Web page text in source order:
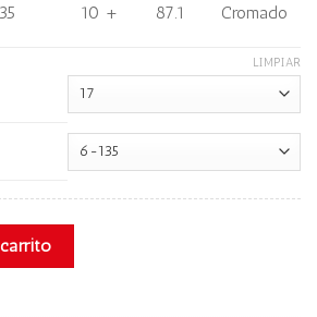
10 + 87.1 Cromado
LIMPIAR